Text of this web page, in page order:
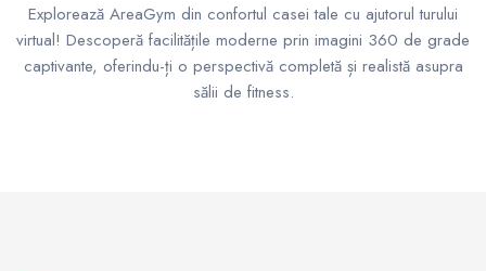
Explorează AreaGym din confortul casei tale cu ajutorul turului
virtual! Descoperă facilitățile moderne prin imagini 360 de grade
captivante, oferindu-ți o perspectivă completă și realistă asupra
sălii de fitness.